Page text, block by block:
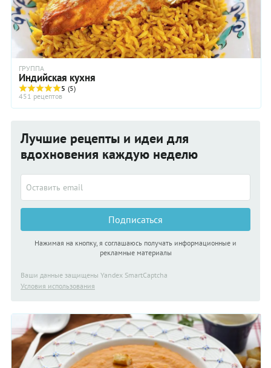
ГРУППА
Индийская кухня
5 (5)
451 рецептов
Лучшие рецепты и идеи для
вдохновения каждую неделю
Подписаться
Нажимая на кнопку, я соглашаюсь получать информационные и
рекламные материалы
Ваши данные защищены Yandex SmartCaptcha
Условия использования